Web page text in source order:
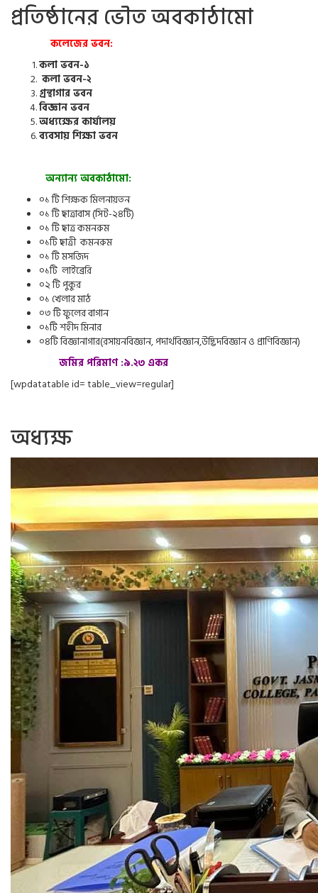
প্রতিষ্ঠানের ভৌত অবকাঠামো
কলেজের ভবন:
কলা ভবন-১
কলা ভবন-২
গ্রন্থাগার ভবন
বিজ্ঞান ভবন
অধ্যক্ষের কার্যালয়
ব্যবসায় শিক্ষা ভবন
অন্যান্য অবকাঠামো:
০১ টি শিক্ষক মিলনায়তন
০১ টি ছাত্রাবাস (সিট-২৪টি)
০১ টি ছাত্র কমনরুম
০১টি ছাত্রী কমনরুম
০১ টি মসজিদ
০১টি লাইব্রেরি
০২ টি পুকুর
০১ খেলার মাঠ
০৩ টি ফুলের বাগান
০১টি শহীদ মিনার
০৪টি বিজ্ঞানাগার(রসায়নবিজ্ঞান, পদার্থবিজ্ঞান,উদ্ভিদবিজ্ঞান ও প্রাণিবিজ্ঞান)
জমির পরিমাণ :৯.২৩ একর
[wpdatatable id= table_view=regular]
অধ্যক্ষ